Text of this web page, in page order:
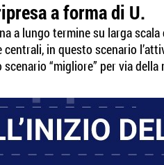
a forma di U.
a lungo termine su larga
in questo scenario
“migliore” per via